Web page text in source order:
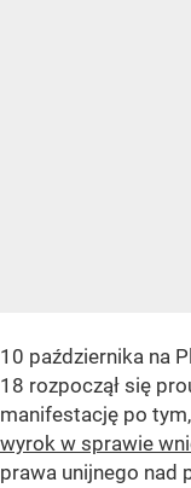
10 października na
18 rozpoczął się
manifestację po
wyrok w sprawie
prawa unijnego nad